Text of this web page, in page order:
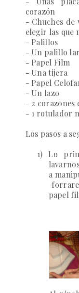
corazón
- Chuches de
elegir las que
- Palillos
- Un palillo
- Papel Film
- Una tijera
- Papel
- Un lazo
- 2 corazones
- 1 rotulador
Los pasos a
1)
Lo
a
papel